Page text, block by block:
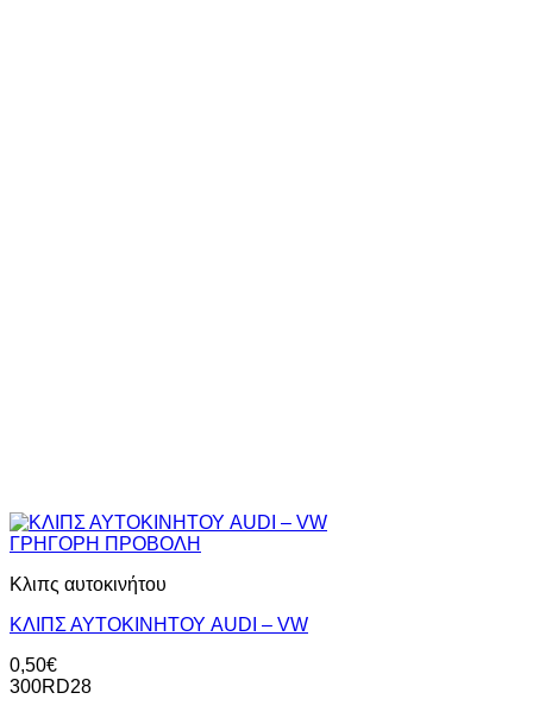
ΓΡΗΓΟΡΗ ΠΡΟΒΟΛΗ
Κλιπς αυτοκινήτου
ΚΛΙΠΣ ΑΥΤΟΚΙΝΗΤΟΥ AUDI – VW
0,50€
300RD28